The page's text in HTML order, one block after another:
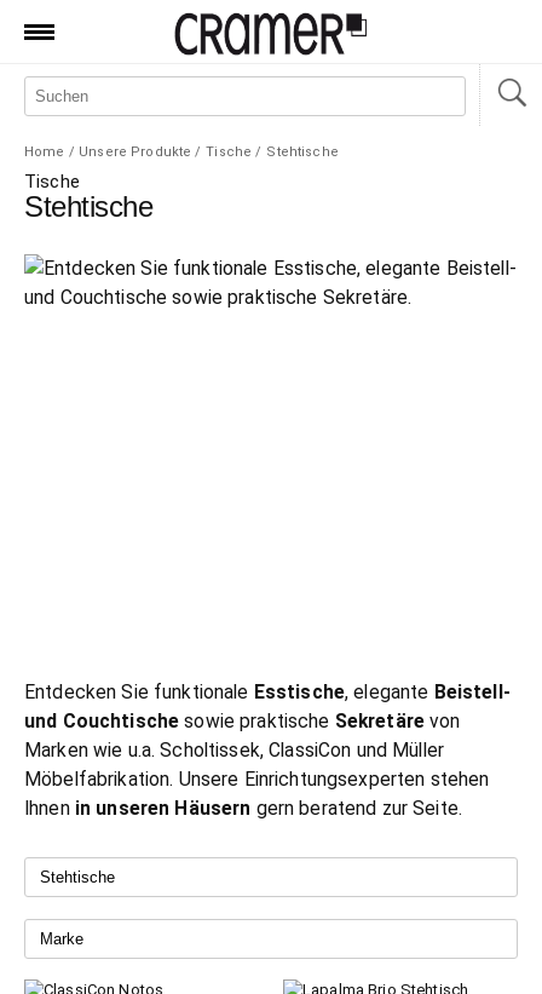
Produkte
Manufaktur
Aktionen
News
Sale
Home / Unsere Produkte / Tische / Stehtische
Tische
Stehtische
Entdecken Sie funktionale Esstische, elegante Beistell-
und Couchtische sowie praktische Sekretäre von
Marken wie u.a. Scholtissek, ClassiCon und Müller
Möbelfabrikation. Unsere Einrichtungsexperten stehen
Ihnen in unseren Häusern gern beratend zur Seite.